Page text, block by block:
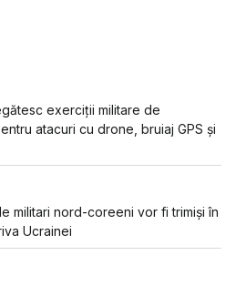
exerciții militare de
atacuri cu drone, bruiaj GPS și
militari nord-coreeni vor fi trimiși în
Ucrainei